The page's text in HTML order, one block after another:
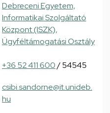
Debreceni Egyetem,
Informatikai Szolgáltató
Központ (ISZK),
Ügyféltámogatási Osztály
+36 52 411 600/ 54545
csibi.sandorne@it.unideb.
hu